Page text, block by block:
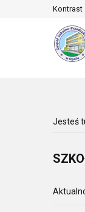
Kontrast
Jesteś